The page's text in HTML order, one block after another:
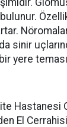
bulunur.
sinir
yere teması
Hastanesi
El Cerrahisi